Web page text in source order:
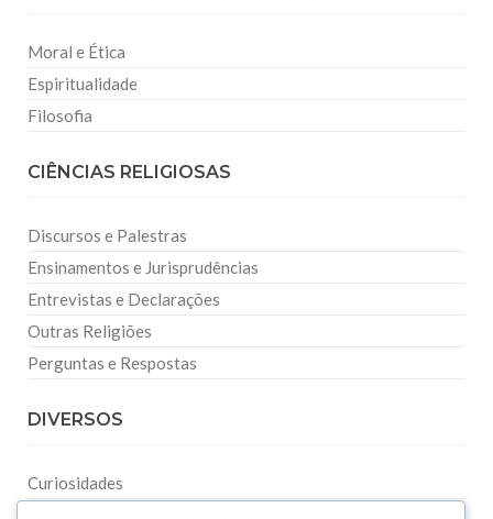
Moral e Ética
Espiritualidade
Filosofia
CIÊNCIAS RELIGIOSAS
Discursos e Palestras
Ensinamentos e Jurisprudências
Entrevistas e Declarações
Outras Religiões
Perguntas e Respostas
DIVERSOS
Curiosidades